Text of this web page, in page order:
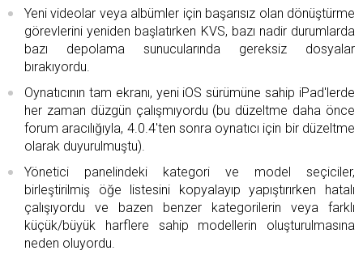
Yeni videolar veya albümler için başarısız olan dönüştürme
görevlerini yeniden başlatırken KVS, bazı nadir durumlarda
bazı depolama sunucularında gereksiz dosyalar
bırakıyordu.
Oynatıcının tam ekranı, yeni iOS sürümüne sahip iPad'lerde
her zaman düzgün çalışmıyordu (bu düzeltme daha önce
forum aracılığıyla, 4.0.4'ten sonra oynatıcı için bir düzeltme
olarak duyurulmuştu).
Yönetici panelindeki kategori ve model seçiciler,
birleştirilmiş öğe listesini kopyalayıp yapıştırırken hatalı
çalışıyordu ve bazen benzer kategorilerin veya farklı
küçük/büyük harflere sahip modellerin oluşturulmasına
neden oluyordu.